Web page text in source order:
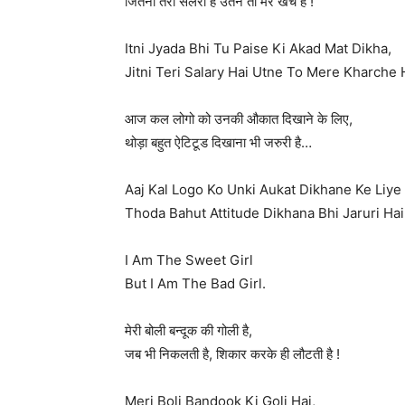
Itni Jyada Bhi Tu Paise Ki Akad Mat Dikha,
Jitni Teri Salary Hai Utne To Mere Kharche
आज कल लोगो को उनकी औकात दिखाने के लिए,
थोड़ा बहुत ऐटिटूड दिखाना भी जरुरी है…
Aaj Kal Logo Ko Unki Aukat Dikhane Ke Liye
Thoda Bahut Attitude Dikhana Bhi Jaruri
I Am The Sweet Girl
But I Am The Bad Girl.
मेरी बोली बन्दूक की गोली है,
जब भी निकलती है, शिकार करके ही लौटती है !
Meri Boli Bandook Ki Goli Hai,